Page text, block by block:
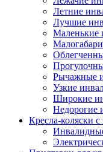
Летние
Лучшие
Маленькие
Рычажные
Узкие
Широкие
Недорогие
Кресла-коляски